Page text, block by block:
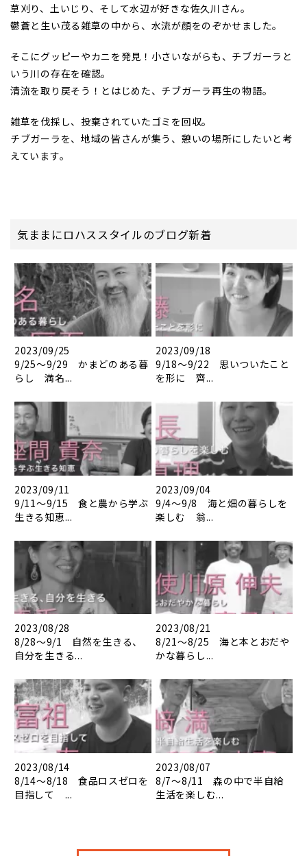
草刈り、土いじり、そして水辺が好きな佐久川さん。
鬱蒼と生い茂る雑草の中から、水流が顔をのぞかせました。
そこにグッピーやカニを発見！小さいながらも、チブガーラと
いう川の存在を確認。
清流を取り戻そう！とはじめた、チブガーラ再生の物語。
雑草を伐採し、投棄されていたゴミを回収。
チブガーラを、地域の皆さんが集う、憩いの場所にしたいと考
えています。
気ままにロハススタイルのブログ新着
2023/09/25
9/25～9/29 かまどのある暮
らし 満名...
2023/09/18
9/18～9/22 思いついたこと
を形に 齊...
2023/09/11
9/11～9/15 食と農から学ぶ
生きる知恵...
2023/09/04
9/4～9/8 海と畑の暮らしを
楽しむ 翁...
2023/08/28
8/28～9/1 自然を生きる、
自分を生きる...
2023/08/21
8/21～8/25 海と本とおだや
かな暮らし...
2023/08/14
8/14～8/18 食品ロスゼロを
目指して ...
2023/08/07
8/7～8/11 森の中で半自給
生活を楽しむ...